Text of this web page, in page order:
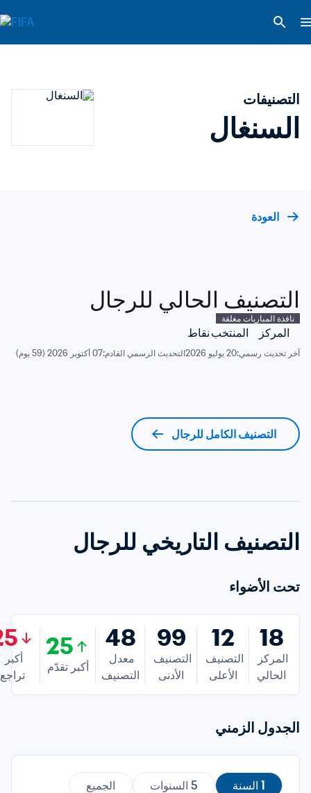
التصنيفات
السنغال
العودة
التصنيف الحالي للرجال
نافذة المباريات مغلقة
المركز المنتخب نقاط
آخر تحديث رسمي:20 يوليو 2026 التحديث الرسمي القادم:07 أكتوبر 2026 (59 يوم)
التصنيف الكامل للرجال
التصنيف التاريخي للرجال
تحت الأضواء
18
الحالي
12
الأعلى
99
الأدنى
48
التصنيف
25
أكبر تقدّم
تراجع
الجدول الزمني
1 السنة 5 السنوات الجميع